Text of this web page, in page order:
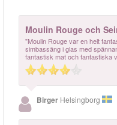
Moulin Rouge och
"Moulin Rouge var en helt
simbassäng i glas med
fantastisk mat och fantastiska
Birger Helsingborg